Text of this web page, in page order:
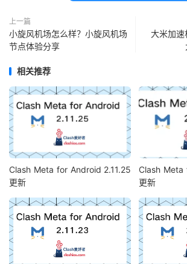
上一篇
小旋风机场怎么样？小旋风机场
节点体验分享
大米加速
相关推荐
Clash Meta for Android 2.11.25
更新
Clash Meta
更新